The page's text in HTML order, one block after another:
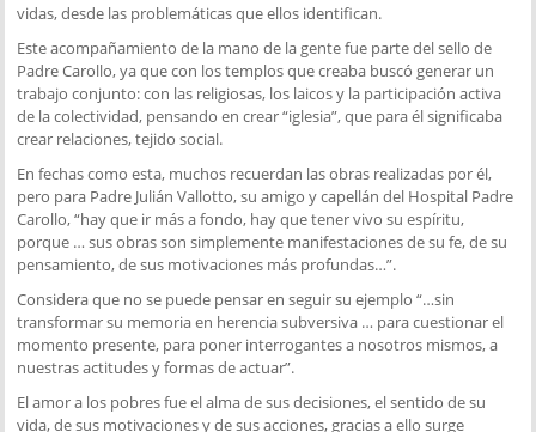
vidas, desde las problemáticas que ellos identifican.
Este acompañamiento de la mano de la gente fue parte del sello de
Padre Carollo, ya que con los templos que creaba buscó generar un
trabajo conjunto: con las religiosas, los laicos y la participación activa
de la colectividad, pensando en crear “iglesia”, que para él significaba
crear relaciones, tejido social.
En fechas como esta, muchos recuerdan las obras realizadas por él,
pero para Padre Julián Vallotto, su amigo y capellán del Hospital Padre
Carollo, “hay que ir más a fondo, hay que tener vivo su espíritu,
porque … sus obras son simplemente manifestaciones de su fe, de su
pensamiento, de sus motivaciones más profundas…”.
Considera que no se puede pensar en seguir su ejemplo “…sin
transformar su memoria en herencia subversiva … para cuestionar el
momento presente, para poner interrogantes a nosotros mismos, a
nuestras actitudes y formas de actuar”.
El amor a los pobres fue el alma de sus decisiones, el sentido de su
vida, de sus motivaciones y de sus acciones, gracias a ello surge